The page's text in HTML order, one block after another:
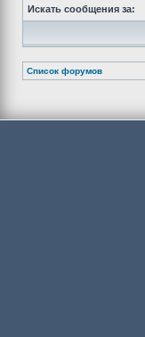
Искать сообщения за:
Список форумов